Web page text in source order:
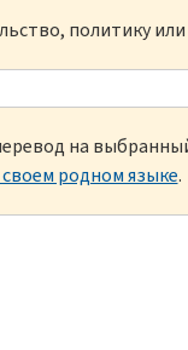
политику
на
родном языке.